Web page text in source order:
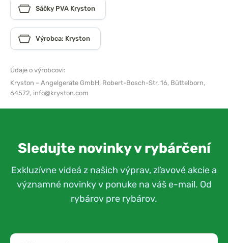
Sáčky PVA Kryston
Výrobca: Kryston
Údaje o výrobcovi:
Kryston – Angelgeräte GmbH, Robert-Bosch-Str. 16, Büttelborn,
64572, info@kryston.com
Sledujte novinky v rybárčení
Exkluzívne videá z našich výprav, zľavové akcie a
významné novinky v ponuke na váš e-mail. Od
rybárov pre rybárov.